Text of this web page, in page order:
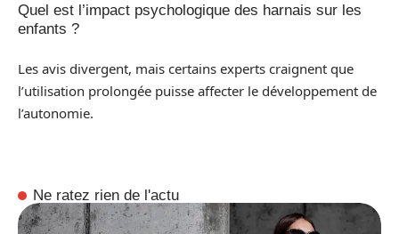
Quel est l’impact psychologique des harnais sur les
enfants ?
Les avis divergent, mais certains experts craignent que
l’utilisation prolongée puisse affecter le développement de
l’autonomie.
Ne ratez rien de l'actu